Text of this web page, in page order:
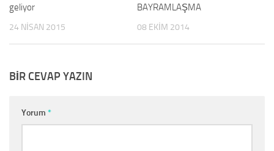
geliyor
24 NISAN 2015
BAYRAMLAŞMA
08 EKIM 2014
BIR CEVAP YAZIN
Yorum *